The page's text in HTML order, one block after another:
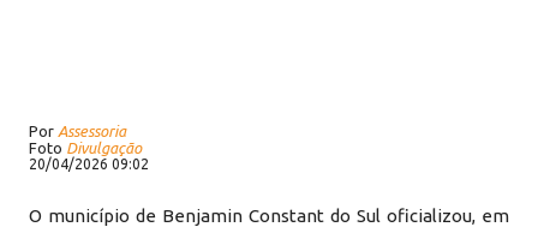
Por Assessoria
Foto Divulgação
20/04/2026 09:02
O município de Benjamin Constant do Sul oficializou, em